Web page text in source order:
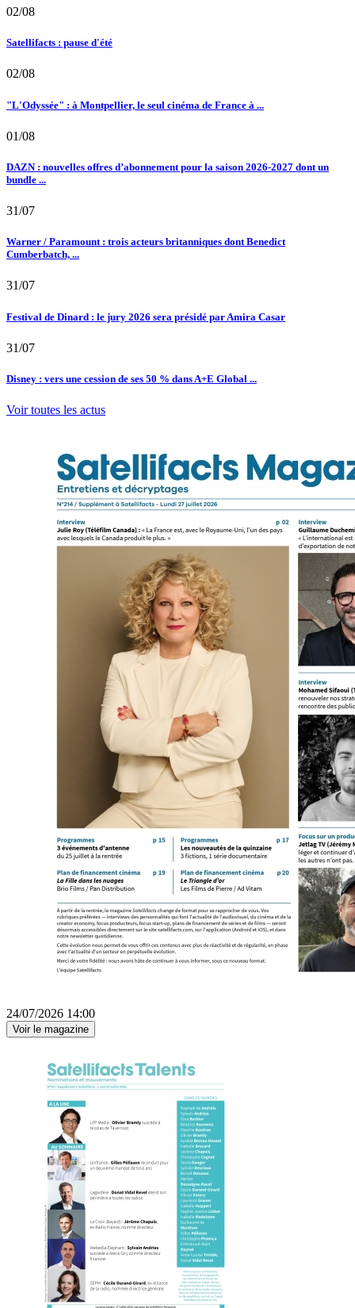
02/08
Satellifacts : pause d'été
02/08
"L'Odyssée" : à Montpellier, le seul cinéma de France à ...
01/08
DAZN : nouvelles offres d’abonnement pour la saison 2026-2027 dont un
bundle ...
31/07
Warner / Paramount : trois acteurs britanniques dont Benedict
Cumberbatch, ...
31/07
Festival de Dinard : le jury 2026 sera présidé par Amira Casar
31/07
Disney : vers une cession de ses 50 % dans A+E Global ...
Voir toutes les actus
24/07/2026 14:00
Voir le magazine